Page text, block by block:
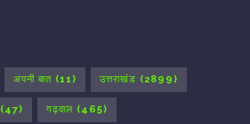
अपनी बात (11) उत्तराखंड (2899)
(47) गढ़वाल (465)